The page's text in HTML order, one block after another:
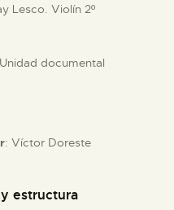
Lesco. Violín 2º
documental
: Víctor Doreste
estructura